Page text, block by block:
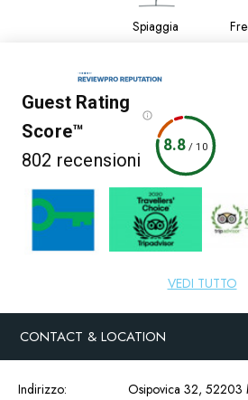
Spiaggia
Guest Rating
Score™
802 recensioni
5 fonti
8.8/10
VEDI TUTTO
CONTACT & LOCATION
Indirizzo:
Osipovica 32, 52203